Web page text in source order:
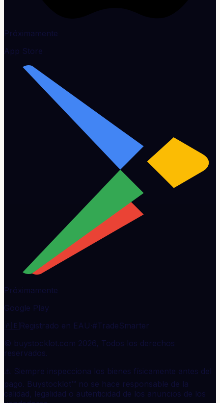
Próximamente
App Store
Próximamente
Google Play
🇦🇪Registrado en EAU·#TradeSmarter
© buystocklot.com 2026, Todos los derechos
reservados.
⚠️ Siempre inspecciona los bienes físicamente antes del
pago. Buystocklot™ no se hace responsable de la
calidad, legalidad o autenticidad de los anuncios de los